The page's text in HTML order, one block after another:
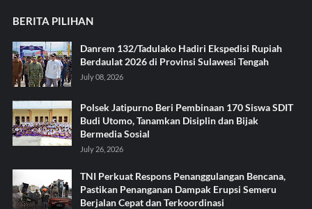
BERITA PILIHAN
Danrem 132/Tadulako Hadiri Ekspedisi Rupiah
Berdaulat 2026 di Provinsi Sulawesi Tengah
July 08, 2026
Polsek Jatipurno Beri Pembinaan 170 Siswa SDIT
Budi Utomo, Tanamkan Disiplin dan Bijak
Bermedia Sosial
July 26, 2026
TNI Perkuat Respons Penanggulangan Bencana,
Pastikan Penanganan Dampak Erupsi Semeru
Berjalan Cepat dan Terkoordinasi